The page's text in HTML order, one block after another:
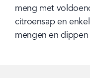
meng met
citroensap en
mengen en dippen